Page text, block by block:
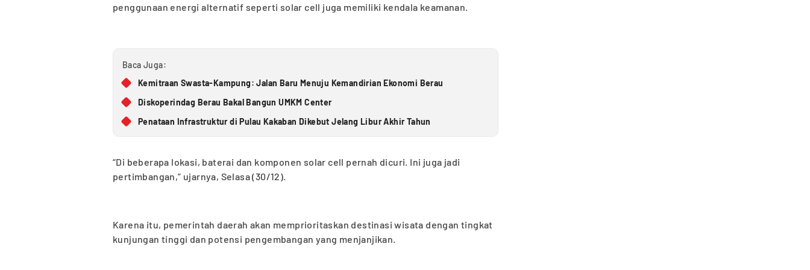
penggunaan energi alternatif seperti solar cell juga memiliki kendala keamanan.
Baca Juga:
Kemitraan Swasta-Kampung: Jalan Baru Menuju Kemandirian Ekonomi Berau
Diskoperindag Berau Bakal Bangun UMKM Center
Penataan Infrastruktur di Pulau Kakaban Dikebut Jelang Libur Akhir Tahun
“Di beberapa lokasi, baterai dan komponen solar cell pernah dicuri. Ini juga jadi
pertimbangan,” ujarnya, Selasa (30/12).
Karena itu, pemerintah daerah akan memprioritaskan destinasi wisata dengan tingkat
kunjungan tinggi dan potensi pengembangan yang menjanjikan.